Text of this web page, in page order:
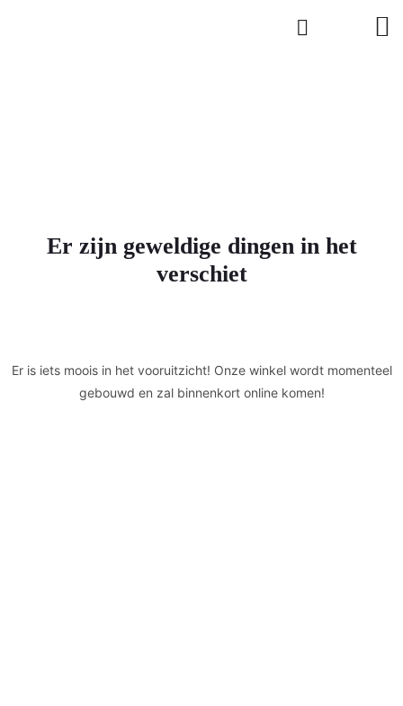
Er zijn geweldige dingen in het
verschiet
Er is iets moois in het vooruitzicht! Onze winkel wordt momenteel
gebouwd en zal binnenkort online komen!